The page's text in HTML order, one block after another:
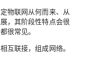
物联网从何而来、从
，其阶段性特点会很
很常见。
互联接，组成网络。